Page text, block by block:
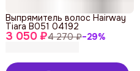
3 050 ₽4 270 ₽−29%
Выпрямитель волос Hairway
Tiara B051 04192